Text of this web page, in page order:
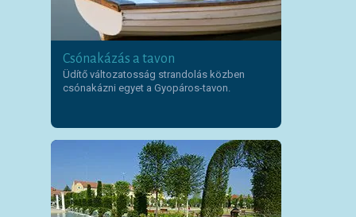
Csónakázás a tavon
Üdítő változatosság strandolás közben
csónakázni egyet a Gyopáros-tavon.